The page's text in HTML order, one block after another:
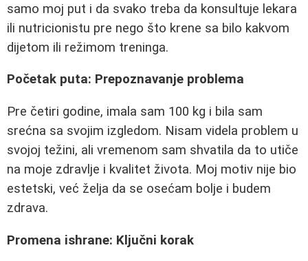
samo moj put i da svako treba da konsultuje lekara
ili nutricionistu pre nego što krene sa bilo kakvom
dijetom ili režimom treninga.
Početak puta: Prepoznavanje problema
Pre četiri godine, imala sam 100 kg i bila sam
srećna sa svojim izgledom. Nisam videla problem u
svojoj težini, ali vremenom sam shvatila da to utiče
na moje zdravlje i kvalitet života. Moj motiv nije bio
estetski, već želja da se osećam bolje i budem
zdrava.
Promena ishrane: Ključni korak